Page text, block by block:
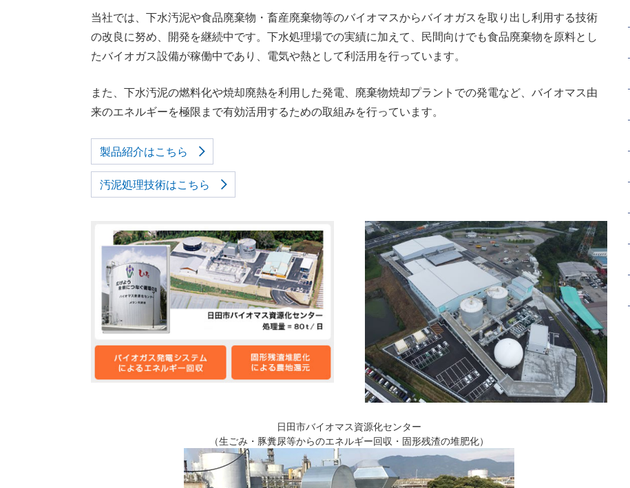
当社では、下水汚泥や食品廃棄物・畜産廃棄物等のバイオマスからバイオガスを取り出し利用する技術
の改良に努め、開発を継続中です。下水処理場での実績に加えて、民間向けでも食品廃棄物を原料とし
たバイオガス設備が稼働中であり、電気や熱として利活用を行っています。
また、下水汚泥の燃料化や焼却廃熱を利用した発電、廃棄物焼却プラントでの発電など、バイオマス由
来のエネルギーを極限まで有効活用するための取組みを行っています。
製品紹介はこちら
汚泥処理技術はこちら
日田市バイオマス資源化センター
（生ごみ・豚糞尿等からのエネルギー回収・固形残渣の堆肥化）